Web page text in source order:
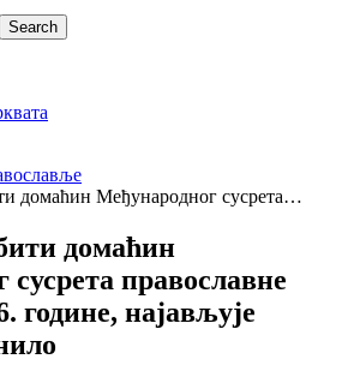
домаћин Међународног сусрета…
домаћин
православне
године, најављује